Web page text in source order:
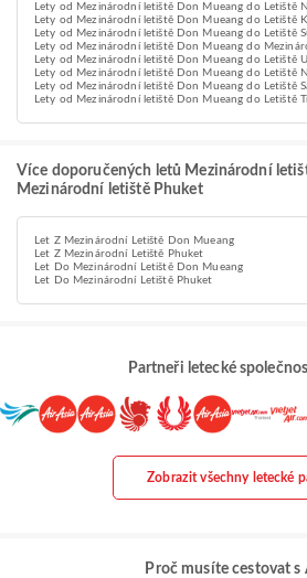
Lety od Mezinárodní letiště Don Mueang do Letiště
Lety od Mezinárodní letiště Don Mueang do Letiště
Lety od Mezinárodní letiště Don Mueang do Letiště
Lety od Mezinárodní letiště Don Mueang do
Lety od Mezinárodní letiště Don Mueang do Letiště
Lety od Mezinárodní letiště Don Mueang do Letiště
Lety od Mezinárodní letiště Don Mueang do Letiště
Lety od Mezinárodní letiště Don Mueang do Letiště
Více doporučených letů Mezinárodní
Mezinárodní letiště Phuket
Let Z Mezinárodní Letiště Don Mueang
Let Z Mezinárodní Letiště Phuket
Let Do Mezinárodní Letiště Don Mueang
Let Do Mezinárodní Letiště Phuket
Partneři letecké
Zobrazit všechny letecké
Proč musíte cestovat s